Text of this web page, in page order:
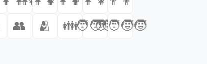
👥 🫂 👪🧑‍🧑‍🧒🧑‍🧑‍🧒‍🧒